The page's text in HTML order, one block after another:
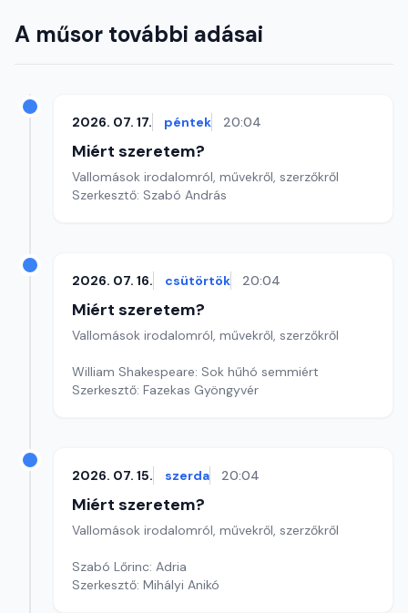
A műsor további adásai
2026. 07. 17. péntek 20:04
Miért szeretem?
Vallomások irodalomról, művekről, szerzőkről
Szerkesztő: Szabó András
2026. 07. 16. csütörtök 20:04
Miért szeretem?
Vallomások irodalomról, művekről, szerzőkről
William Shakespeare: Sok hűhó semmiért
Szerkesztő: Fazekas Gyöngyvér
2026. 07. 15. szerda 20:04
Miért szeretem?
Vallomások irodalomról, művekről, szerzőkről
Szabó Lőrinc: Adria
Szerkesztő: Mihályi Anikó